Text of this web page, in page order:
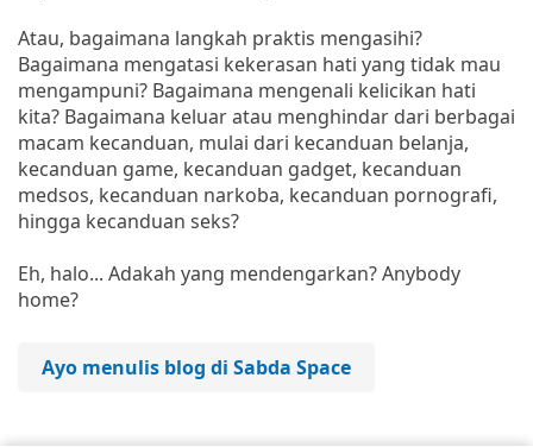
Atau, bagaimana langkah praktis mengasihi?
Bagaimana mengatasi kekerasan hati yang tidak mau
mengampuni? Bagaimana mengenali kelicikan hati
kita? Bagaimana keluar atau menghindar dari berbagai
macam kecanduan, mulai dari kecanduan belanja,
kecanduan game, kecanduan gadget, kecanduan
medsos, kecanduan narkoba, kecanduan pornografi,
hingga kecanduan seks?
Eh, halo... Adakah yang mendengarkan? Anybody
home?
Ayo menulis blog di Sabda Space